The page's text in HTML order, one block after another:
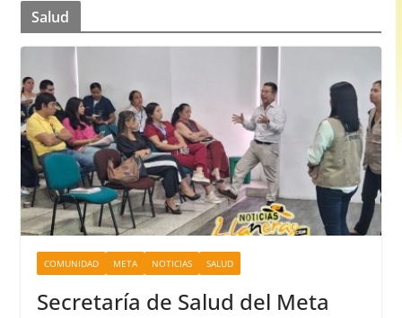
Salud
COMUNIDAD META NOTICIAS SALUD
Secretaría de Salud del Meta